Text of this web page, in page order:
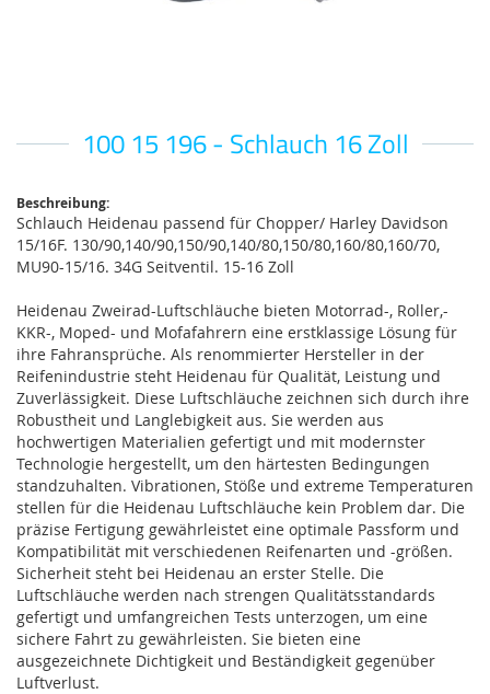
100 15 196 - Schlauch 16 Zoll
Bildgalerie
springen
Beschreibung:
Schlauch Heidenau passend für Chopper/ Harley Davidson
15/16F. 130/90,140/90,150/90,140/80,150/80,160/80,160/70,
MU90-15/16. 34G Seitventil. 15-16 Zoll
Heidenau Zweirad-Luftschläuche bieten Motorrad-, Roller,-
KKR-, Moped- und Mofafahrern eine erstklassige Lösung für
ihre Fahransprüche. Als renommierter Hersteller in der
Reifenindustrie steht Heidenau für Qualität, Leistung und
Zuverlässigkeit. Diese Luftschläuche zeichnen sich durch ihre
Robustheit und Langlebigkeit aus. Sie werden aus
hochwertigen Materialien gefertigt und mit modernster
Technologie hergestellt, um den härtesten Bedingungen
standzuhalten. Vibrationen, Stöße und extreme Temperaturen
stellen für die Heidenau Luftschläuche kein Problem dar. Die
präzise Fertigung gewährleistet eine optimale Passform und
Kompatibilität mit verschiedenen Reifenarten und -größen.
Sicherheit steht bei Heidenau an erster Stelle. Die
Luftschläuche werden nach strengen Qualitätsstandards
gefertigt und umfangreichen Tests unterzogen, um eine
sichere Fahrt zu gewährleisten. Sie bieten eine
ausgezeichnete Dichtigkeit und Beständigkeit gegenüber
Luftverlust.